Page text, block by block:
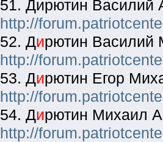
51. Дирютин
http://
52. Дирютин Василий
http://
53. Дирютин Егор
http://
54. Дирютин Михаил
http://